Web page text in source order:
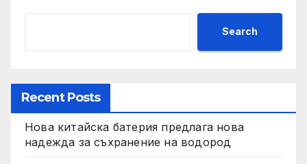
Search
Recent Posts
Нова китайска батерия предлага нова
надежда за съхранение на водород